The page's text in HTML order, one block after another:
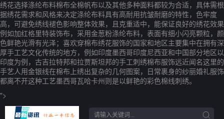
绣花选择涤纶布料棉布全棉帆布以及其他多种面料都较为合适，具体需根
据绣花需求和风格来决定涤纶布料具有高耐用抗皱耐磨的特性，色牢度
高，可避免绣线褪色影响整体效果，且克重适中，能保证良好的绣花效果
例如加红格里特装饰布，采用金葱粉涤纶布料，表面有细小闪亮颗粒，颜
色鲜艳光滑有光泽；喜欢穿棉布绣花服饰的国家和地区主要集中在拥有深
厚手工艺文化传统的地方，例如印度墨西哥印度尼西亚和中国部分地区以
印度为例，古吉拉特邦和拉贾斯坦邦的手工刺绣棉布服饰远近闻名这里的
手艺人用金银线在棉布上绣出复杂的几何图案，日常裹身的纱丽婚礼服饰
都离不开这种工艺墨西哥瓦哈卡州则是以鲜艳的彩色棉线刺绣。
">